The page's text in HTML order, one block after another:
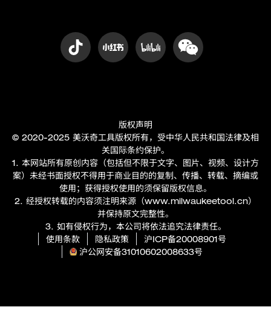
版权声明
© 2020-2025 美沃奇工具版权所有，受中华人民共和国法律及相
关国际条约保护。
1. 本网站所有原创内容（包括但不限于文字、图片、视频、设计方
案）未经书面授权不得用于商业目的的复制、传播、转载、摘编或
使用；获得授权使用的须保留版权信息。
2. 经授权转载的内容须注明来源（www.milwaukeetool.cn）
并保持原文完整性。
3. 如有侵权行为，本公司将依法追究法律责任。
使用条款
隐私政策
沪ICP备20008901号
沪公网安备31010602008633号